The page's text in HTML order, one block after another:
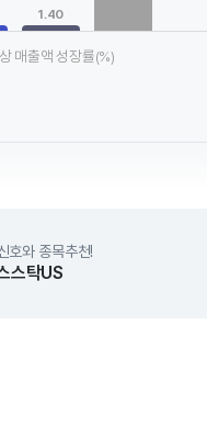
1.40
매출액 성장률(%)
호와 종목추천!
스탁US